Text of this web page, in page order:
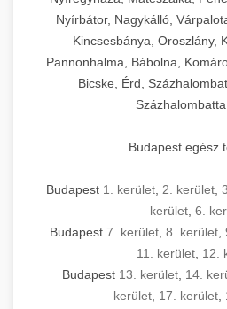
Nyírbátor, Nagykálló,
Kincsesbánya, Oroszlány,
Pannonhalma, Bábolna,
Bicske, Érd,
Budapest egész
Budapest 1. kerület, 2. kerület,
kerület, 6.
Budapest 7. kerület, 8. kerület,
11. kerület, 12.
Budapest 13. kerület, 14.
kerület, 17. kerület,